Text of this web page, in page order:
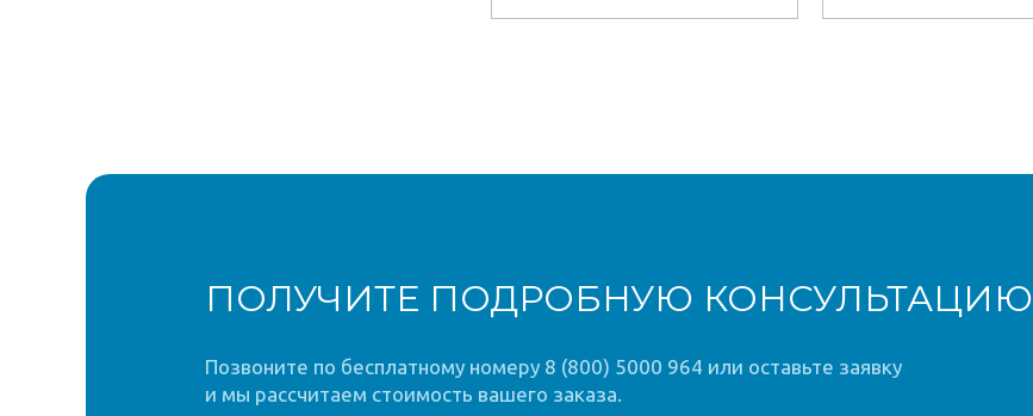
ПОЛУЧИТЕ ПОДРОБНУЮ КОНСУЛЬТАЦИЮ
Позвоните по бесплатному номеру 8 (800) 5000 964 или оставьте заявку
и мы рассчитаем стоимость вашего заказа.